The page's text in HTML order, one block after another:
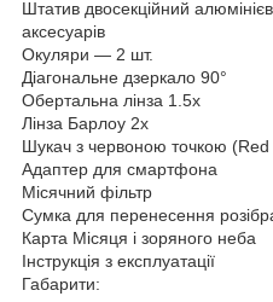
Штатив двосекційний
аксесуарів
Окуляри — 2 шт.
Діагональне дзеркало 90°
Обертальна лінза 1.5х
Лінза Барлоу 2x
Шукач з червоною точкою (Red
Адаптер для смартфона
Місячний фільтр
Сумка для перенесення
Карта Місяця і зоряного неба
Інструкція з експлуатації
Габарити: